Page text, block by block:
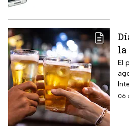
la
El
si
06